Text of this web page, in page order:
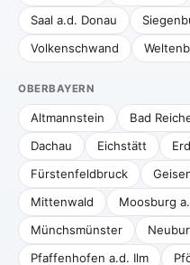
Saal a.d. Donau
Volkenschwand
OBERBAYERN
Altmannstein Bad
Dachau
Eichstätt
Fürstenfeldbruck
Mittenwald
Moosburg
Münchsmünster
Pfaffenhofen a.d. Ilm